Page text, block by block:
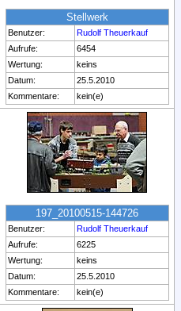
Stellwerk
Benutzer:
Rudolf Theuerkauf
Aufrufe:
6454
Wertung:
keins
Datum:
25.5.2010
Kommentare:
kein(e)
197_20100515-144726
Benutzer:
Rudolf Theuerkauf
Aufrufe:
6225
Wertung:
keins
Datum:
25.5.2010
Kommentare:
kein(e)